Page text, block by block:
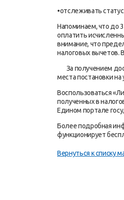
•отслеживать
Напоминаем, что до
оплатить
внимание, что
налоговых вычетов.
За получением
места постановки на
Воспользоваться
полученных в
Едином портале
Более подробная
функционирует
Вернуться к списку